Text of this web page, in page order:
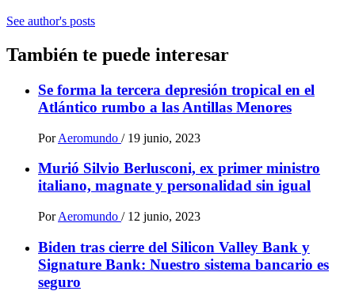
See author's posts
También te puede interesar
Se forma la tercera depresión tropical en el
Atlántico rumbo a las Antillas Menores
Por Aeromundo / 19 junio, 2023
Murió Silvio Berlusconi, ex primer ministro
italiano, magnate y personalidad sin igual
Por Aeromundo / 12 junio, 2023
Biden tras cierre del Silicon Valley Bank y
Signature Bank: Nuestro sistema bancario es
seguro